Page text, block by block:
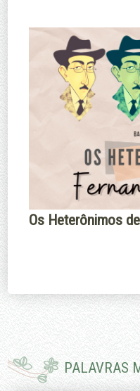
Os Heterônimos
PALAVRAS